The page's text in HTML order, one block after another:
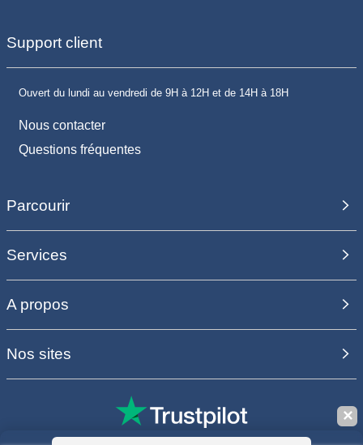
Support client
Ouvert du lundi au vendredi de 9H à 12H et de 14H à 18H
Nous contacter
Questions fréquentes
Parcourir
Services
A propos
Nos sites
✕